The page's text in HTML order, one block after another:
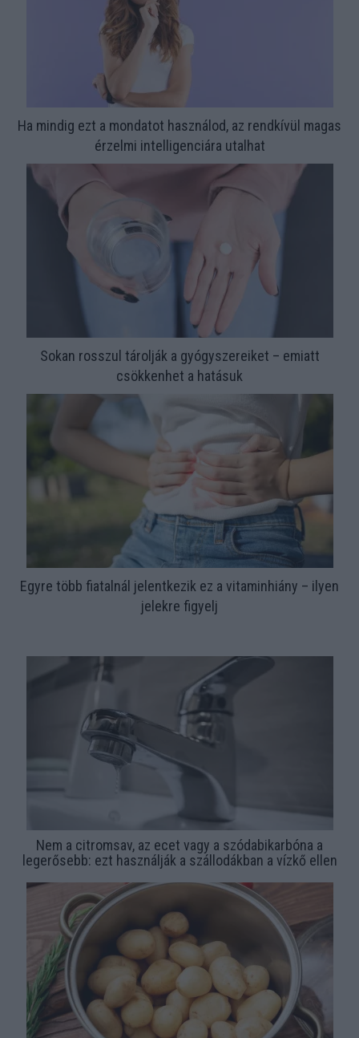
Ha mindig ezt a mondatot használod, az rendkívül magas
érzelmi intelligenciára utalhat
Sokan rosszul tárolják a gyógyszereiket – emiatt
csökkenhet a hatásuk
Egyre több fiatalnál jelentkezik ez a vitaminhiány – ilyen
jelekre figyelj
Nem a citromsav, az ecet vagy a szódabikarbóna a
legerősebb: ezt használják a szállodákban a vízkő ellen